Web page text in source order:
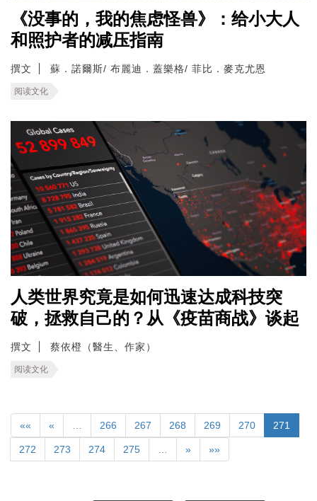
《没事的，我的焦虑怪兽》：给小大人
和照护者的减压指南
撰文 蘇．諾爾斯/ 布麗迪．蓋樂格/ 菲比．麥克尤恩
阅读文化
人类世界究竟是如何迅速达成科技突
破，拯救自己的？从《疫苗商战》谈起
撰文 蔡依橙（醫生、作家）
阅读文化
«« « 266 267 268 269 270 271
272 273 274 275 » »»